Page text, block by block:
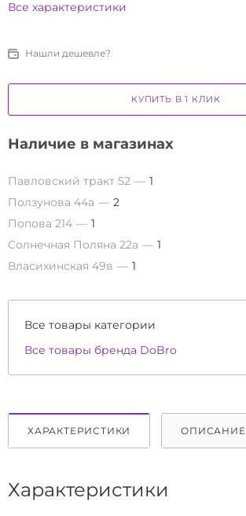
Все характеристики
Нашли дешевле?
КУПИТЬ В 1 КЛИК
Наличие в магазинах
Павловский тракт 52
1
Ползунова 44а
2
Попова 214
1
Солнечная Поляна 22а
1
Власихинская 49в
1
Все товары категории
Все товары бренда DoBro
ХАРАКТЕРИСТИКИ ОПИСАНИЕ
Характеристики